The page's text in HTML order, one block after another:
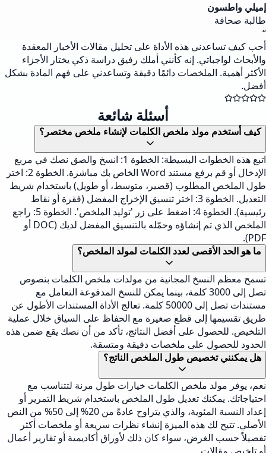
إميلي واطسون
طالبة صحافة
“
أحب كيف تساعدني هذه الأداة على تحليل مقالات الأخبار المعقدة
والأبحاث لواجباتي. إنه كأنني أملك رفيق دراسة ذكي يختار الأجزاء
الأكثر أهمية. الملخصات دائمًا دقيقة وتساعدني على فهم المادة بشكل
أفضل.
أسئلة شائعة
كيف أستخدم مولد ملخص الكلمات لإنشاء ملخص مختصر؟
اتبع هذه الخطوات البسيطة: الخطوة 1: انسخ والصق نصك في مربع
الإدخال أو قم برفع مستند Word الخاص بك مباشرة. الخطوة 2: اختر
طول الملخص المطلوب (قصير، متوسط، أو طويل) باستخدام شريط
التعديل. الخطوة 3: اختر تنسيق الإخراج المفضل (فقرة أو نقاط
رئيسية). الخطوة 4: اضغط على زر 'توليد الملخص'. الخطوة 5: راجع
الملخص الذي تم إنشاؤه وحمّله بالتنسيق المفضل لديك (DOC أو
PDF).
ما هو الحد الأقصى لعدد الكلمات لمولد الملخص؟
تسمح معظم النسخ المجانية من مولدات ملخص الكلمات بنصوص
تصل إلى 3000 كلمة، بينما يمكن للنسخ المدفوعة التعامل مع
مستندات تصل إلى 50000 كلمة. تعالج الأداة المستندات الأطول عن
طريق تقسيمها إلى قطع صغيرة مع الحفاظ على السياق خلال عملية
التلخيص. للحصول على أفضل النتائج، تأكد من أن نصك يقع ضمن هذه
الحدود للحصول على ملخصات دقيقة ومتسقة.
هل يمكنني تخصيص طول الملخص الناتج؟
نعم، يوفر مولد ملخص الكلمات خيارات طول مرنة لتتناسب مع
احتياجاتك. يمكنك تعديل طول الملخص باستخدام شريط التمرير أو
إعداد النسبة المئوية، والذي يتراوح عادةً من 20% إلى 50% من النص
الأصلي. تتيح لك هذه الميزة إنشاء نظرات سريعة أو ملخصات أكثر
تفصيلاً حسب الغرض، سواء كان ذلك لأوراق أكاديمية أو تقارير أعمال